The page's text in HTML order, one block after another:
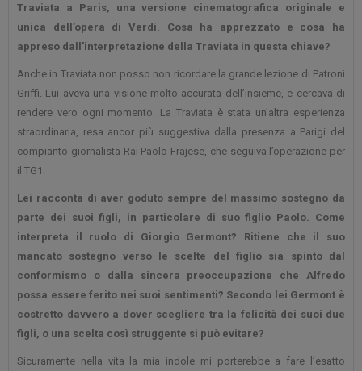
Traviata a Paris, una versione cinematografica originale e
unica dell’opera di Verdi. Cosa ha apprezzato e cosa ha
appreso dall’interpretazione della Traviata in questa chiave?
Anche in Traviata non posso non ricordare la grande lezione di Patroni
Griffi. Lui aveva una visione molto accurata dell’insieme, e cercava di
rendere vero ogni momento. La Traviata è stata un’altra esperienza
straordinaria, resa ancor più suggestiva dalla presenza a Parigi del
compianto giornalista Rai Paolo Frajese, che seguiva l’operazione per
il TG1.
Lei racconta di aver goduto sempre del massimo sostegno da
parte dei suoi figli, in particolare di suo figlio Paolo. Come
interpreta il ruolo di Giorgio Germont? Ritiene che il suo
mancato sostegno verso le scelte del figlio sia spinto dal
conformismo o dalla sincera preoccupazione che Alfredo
possa essere ferito nei suoi sentimenti? Secondo lei Germont è
costretto davvero a dover scegliere tra la felicità dei suoi due
figli, o una scelta così struggente si può evitare?
Sicuramente nella vita la mia indole mi porterebbe a fare l’esatto